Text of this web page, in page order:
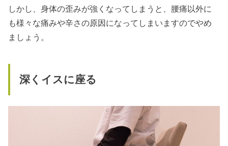
しかし、身体の歪みが強くなってしまうと、腰痛以外に
も様々な痛みや辛さの原因になってしまいますのでやめ
ましょう。
深くイスに座る